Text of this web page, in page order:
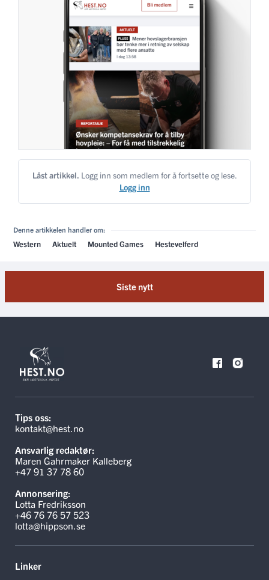
Låst artikkel. Logg inn som medlem for å fortsette og lese.
Logg inn
Denne artikkelen handler om:
Western Aktuelt Mounted Games Hestevelferd
Siste nytt
Tips oss:
kontakt@hest.no
Ansvarlig redaktør:
Maren Gahrmaker Kalleberg
+47 91 37 78 60
Annonsering:
Lotta Fredriksson
+46 76 76 57 523
lotta@hippson.se
Linker